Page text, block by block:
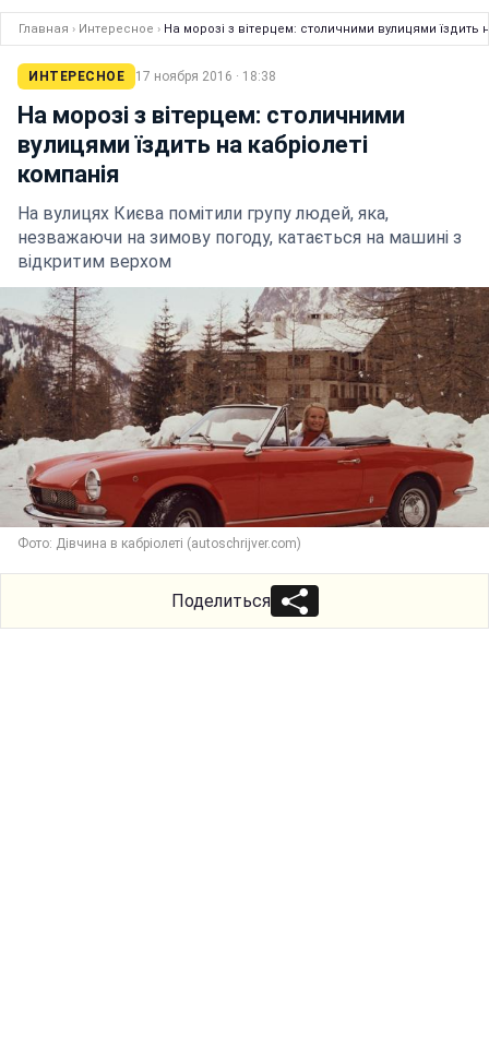
Главная › Интересное › На морозі з вітерцем: столичними вулицями їздить
ИНТЕРЕСНОЕ 17 ноября 2016 · 18:38
На морозі з вітерцем: столичними
вулицями їздить на кабріолеті
компанія
На вулицях Києва помітили групу людей, яка,
незважаючи на зимову погоду, катається на машині з
відкритим верхом
Фото: Дівчина в кабріолеті (autoschrijver.com)
Поделиться